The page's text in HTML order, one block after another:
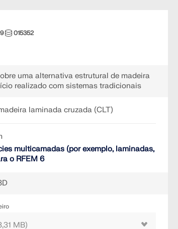
015352
uma alternativa estrutural de madeira
realizado com sistemas tradicionais
laminada cruzada (CLT)
multicamadas (por exemplo, laminadas,
o RFEM 6